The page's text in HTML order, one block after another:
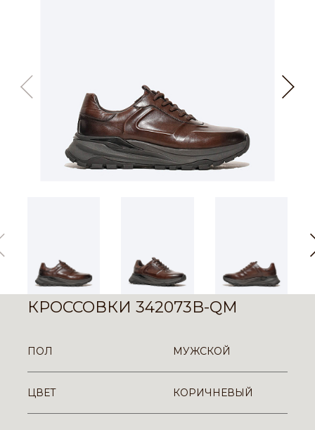
КРОССОВКИ 342073B-QM
ПОЛ МУЖСКОЙ
ЦВЕТ КОРИЧНЕВЫЙ